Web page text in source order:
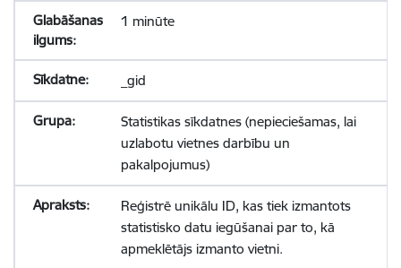
1 minūte
_gid
Statistikas sīkdatnes (nepieciešamas, lai
uzlabotu vietnes darbību un
pakalpojumus)
Reģistrē unikālu ID, kas tiek izmantots
statistisko datu iegūšanai par to, kā
apmeklētājs izmanto vietni.